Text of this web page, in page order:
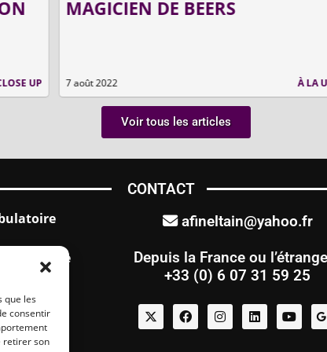
que les
consentir
retirer son
UP
MAGICIEN DE BEERS
7 août 2022 À LA UNE
Voir tous les articles
enfants
CONTACT
afineltain@yahoo.fr
Depuis la France ou
+33 (0) 6 07 31 59 25